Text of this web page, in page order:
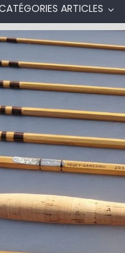
ARTICLES